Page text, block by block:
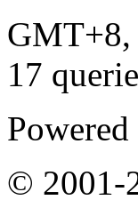
GMT+8,
17
© 2001-